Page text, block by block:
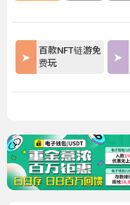
百款NFT链游免
费玩